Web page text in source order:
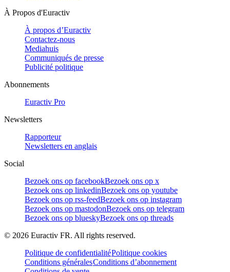
À Propos d'Euractiv
À propos d’Euractiv
Contactez-nous
Mediahuis
Communiqués de presse
Publicité politique
Abonnements
Euractiv Pro
Newsletters
Rapporteur
Newsletters en anglais
Social
Bezoek ons op facebookBezoek ons op x
Bezoek ons op linkedinBezoek ons op youtube
Bezoek ons op rss-feedBezoek ons op instagram
Bezoek ons op mastodonBezoek ons op telegram
Bezoek ons op blueskyBezoek ons op threads
© 2026 Euractiv FR. All rights reserved.
Politique de confidentialitéPolitique cookies
Conditions généralesConditions d’abonnement